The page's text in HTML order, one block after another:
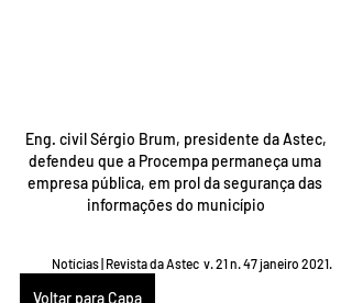
defendeu que a Procempa permaneça uma
empresa pública, em prol da segurança das
informações do município
Notícias | Revista da Astec  v. 21 n. 47 janeiro 2021.
Voltar para Capa